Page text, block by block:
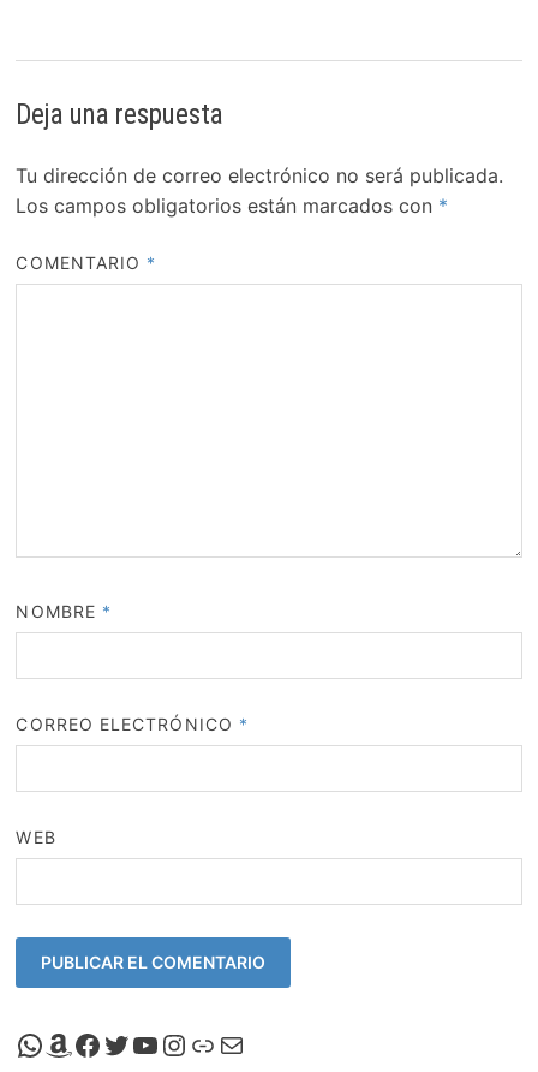
Deja una respuesta
Tu dirección de correo electrónico no será publicada.
Los campos obligatorios están marcados con *
COMENTARIO *
NOMBRE *
CORREO ELECTRÓNICO *
WEB
Canal de Whatsapp de Viscalacant
Comprar en Amazon
Facebook de Viscalacant
Twitter de Viscalacant
Canal de Youtube de Viscalacant
Instagram de Viscalacant
Viscalacant en Polkaverse
Correo electrónico